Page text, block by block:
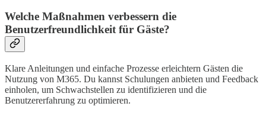
Welche Maßnahmen verbessern die
Benutzerfreundlichkeit für Gäste?
Klare Anleitungen und einfache Prozesse erleichtern Gästen die
Nutzung von M365. Du kannst Schulungen anbieten und Feedback
einholen, um Schwachstellen zu identifizieren und die
Benutzererfahrung zu optimieren.